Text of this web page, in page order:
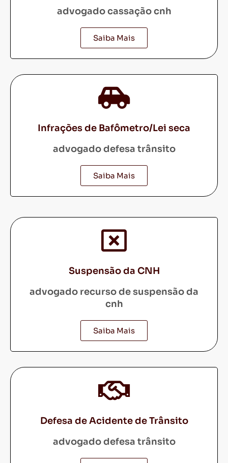
advogado cassação cnh
Saiba Mais
Infrações de Bafômetro/Lei seca
advogado defesa trânsito
Saiba Mais
Suspensão da CNH
advogado recurso de suspensão da
cnh
Saiba Mais
Defesa de Acidente de Trânsito
advogado defesa trânsito